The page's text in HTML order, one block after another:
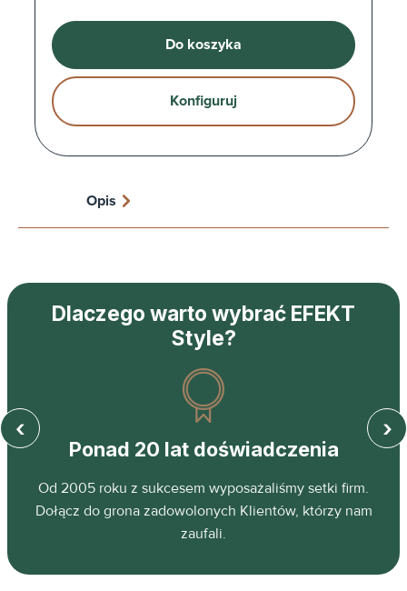
Do koszyka
Konfiguruj
Opis
Dlaczego warto wybrać EFEKT
Style?
Ponad 20 lat doświadczenia
Od 2005 roku z sukcesem wyposażaliśmy setki firm.
Dołącz do grona zadowolonych Klientów, którzy nam
zaufali.
‹ ›